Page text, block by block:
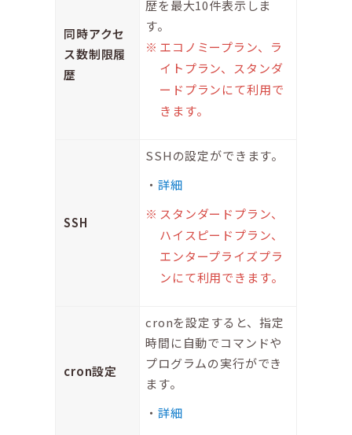
同時アクセ
ス数制限履
歴
歴を最大10件表示しま
す。
エコノミープラン、ラ
イトプラン、スタンダ
ードプランにて利用で
きます。
SSH
SSHの設定ができます。
詳細
スタンダードプラン、
ハイスピードプラン、
エンタープライズプラ
ンにて利用できます。
cron設定
cronを設定すると、指定
時間に自動でコマンドや
プログラムの実行ができ
ます。
詳細